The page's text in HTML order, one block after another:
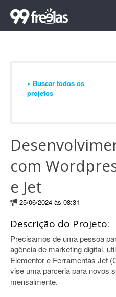
« Buscar todos os
projetos
com
e Jet
25/06/2024 às 08:31
Descrição do Projeto:
Precisamos de uma pessoa
agência de marketing digital,
Elementor e Ferramentas Jet
vise uma parceria para novos
mensalmente.